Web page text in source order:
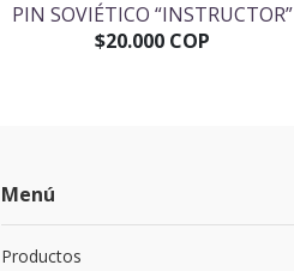
PIN SOVIÉTICO “INSTRUCTOR”
$20.000 COP
Menú
Productos